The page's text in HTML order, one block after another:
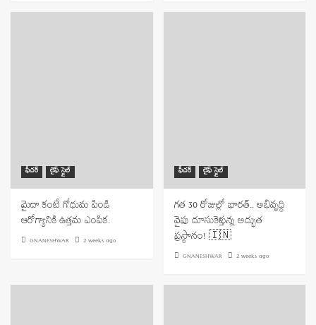
ఫీచర్ లైఫ్ స్టైల్
మైదా కంటే గోధుమ పిండి
ఆరోగ్యానికి ఉత్తమ ఎంపిక.
GNANESHWAR 2 weeks ago
ఫీచర్ లైఫ్ స్టైల్
గత 30 రోజుల్లో భారత్.. అభివృద్ధి
వైపు దూసుకెళ్తున్న అద్భుత
ప్రస్థానం! 🇮🇳
GNANESHWAR 2 weeks ago